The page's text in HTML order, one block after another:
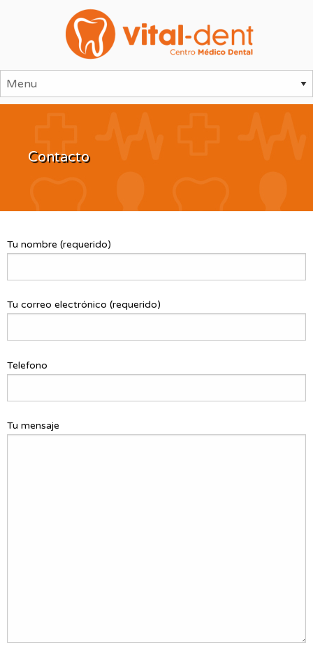
Contacto
Tu nombre (requerido)
Tu correo electrónico (requerido)
Telefono
Tu mensaje